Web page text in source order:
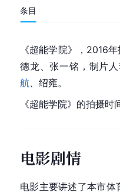
条目
《超能学院》，2016
德龙、张一铭 ，制片人
航 、绍雍。
《超能学院》的拍摄
电影剧情
电影主要讲述了本市